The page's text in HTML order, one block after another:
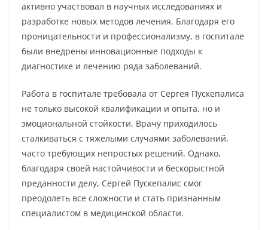
активно участвовал в научных исследованиях и
разработке новых методов лечения. Благодаря его
проницательности и профессионализму, в госпитале
были внедрены инновационные подходы к
диагностике и лечению ряда заболеваний.
Работа в госпитале требовала от Сергея Пускепалиса
не только высокой квалификации и опыта, но и
эмоциональной стойкости. Врачу приходилось
сталкиваться с тяжелыми случаями заболеваний,
часто требующих непростых решений. Однако,
благодаря своей настойчивости и бескорыстной
преданности делу, Сергей Пускепалис смог
преодолеть все сложности и стать признанным
специалистом в медицинской области.